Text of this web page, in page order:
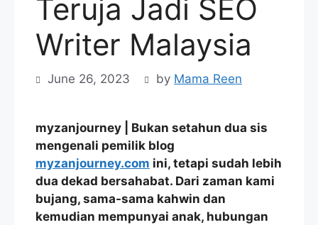
Teruja Jadi SEO
Writer Malaysia
June 26, 2023 by Mama Reen
myzanjourney | Bukan setahun dua sis
mengenali pemilik blog
myzanjourney.com ini, tetapi sudah lebih
dua dekad bersahabat. Dari zaman kami
bujang, sama-sama kahwin dan
kemudian mempunyai anak, hubungan